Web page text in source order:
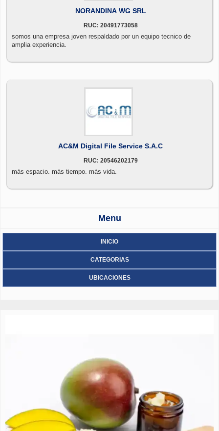
NORANDINA WG SRL
RUC: 20491773058
somos una empresa joven respaldado por un equipo tecnico de
amplia experiencia.
AC&M Digital File Service S.A.C
RUC: 20546202179
más espacio. más tiempo. más vida.
Menu
INICIO
CATEGORIAS
UBICACIONES